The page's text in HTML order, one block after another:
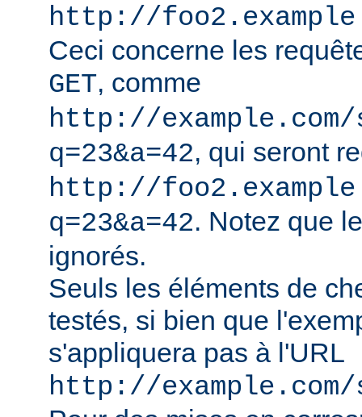
http://
Ceci concerne les
GET, comme
http://
q=23&a=42, qui seront
http://
q=23&a=42. Notez que
ignorés.
Seuls les éléments de
testés, si bien que
s'appliquera pas à l'URL
http://